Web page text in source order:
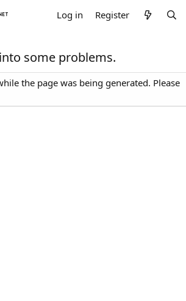
Log in Register
some problems.
the page was being generated. Please